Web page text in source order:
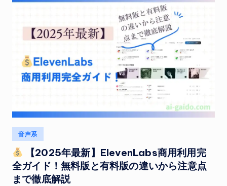
Posted
in
音声系
【2025年最新】ElevenLabs商用利用完
全ガイド！無料版と有料版の違いから注意点
まで徹底解説